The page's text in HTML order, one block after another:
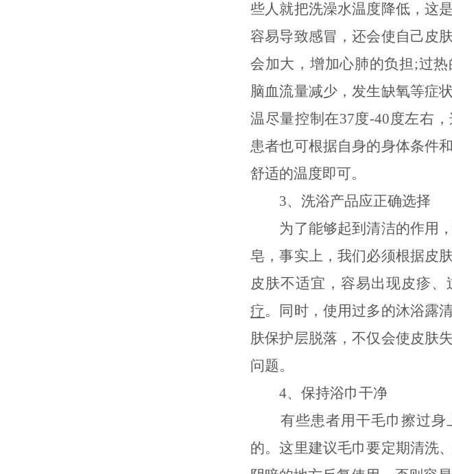
些人就把洗澡水温度降低，这
容易导致感冒，还会使自己皮
会加大，增加心肺的负担;过
脑血流量减少，发生缺氧等症
温尽量控制在37度-40度左右
患者也可根据自身的身体条件
舒适的温度即可。
3、洗浴产品应正确选择
为了能够起到清洁的作用，
皂，事实上，我们必须根据皮
皮肤不适宜，容易出现皮疹
疗。同时，使用过多的沐浴露
肤保护层脱落，不仅会使皮肤
问题。
4、保持浴巾干净
有些患者用干毛巾擦过身
的。这里建议毛巾要定期清洗